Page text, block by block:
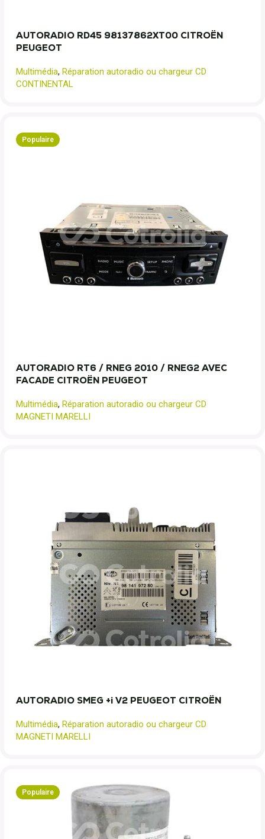
AUTORADIO RD45 98137862XT00 CITROËN
PEUGEOT
Multimédia, Réparation autoradio ou chargeur CD
CONTINENTAL
Populaire
AUTORADIO RT6 / RNEG 2010 / RNEG2 AVEC
FACADE CITROËN PEUGEOT
Multimédia, Réparation autoradio ou chargeur CD
MAGNETI MARELLI
AUTORADIO SMEG +i V2 PEUGEOT CITROËN
Multimédia, Réparation autoradio ou chargeur CD
MAGNETI MARELLI
Populaire